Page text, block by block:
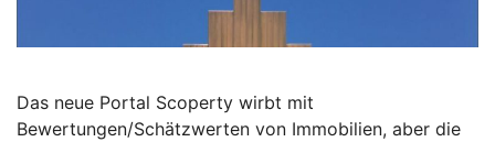
Das neue Portal Scoperty wirbt mit
Bewertungen/Schätzwerten von Immobilien, aber die